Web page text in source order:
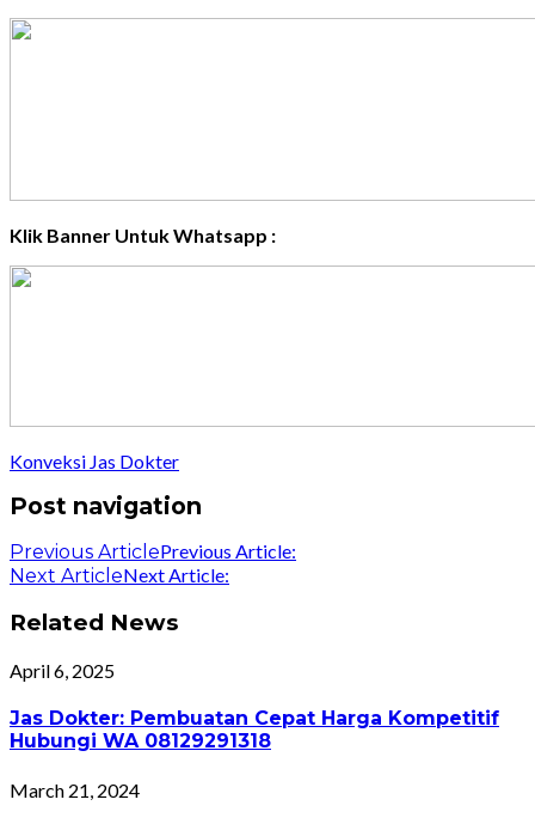
Klik Banner Untuk Whatsapp :
Konveksi Jas Dokter
Post navigation
Previous ArticlePrevious Article:
Next ArticleNext Article:
Related News
April 6, 2025
Jas Dokter: Pembuatan Cepat Harga Kompetitif
Hubungi WA 08129291318
March 21, 2024